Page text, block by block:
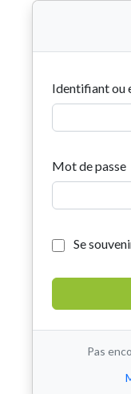
Identifiant ou
Mot de passe
Se
Pas